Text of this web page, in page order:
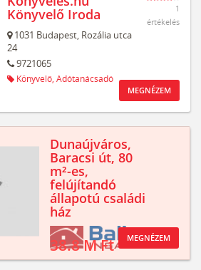
Könyvelő Iroda
1031 Budapest, Rozália utca
24
9721065
Könyvelő, Adótanácsadó
1
értékelés
MEGNÉZEM
Dunaújváros,
Baracsi út, 80
m²-es,
felújítandó
állapotú családi
ház
38.8 M Ft MEGNÉZEM